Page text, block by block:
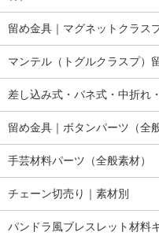
留め金具｜マグネットクラス
マンテル（トグルクラスプ）
差し込み式・バネ式・中折れ
留め金具｜ボタンパーツ（全
手芸材料パーツ（全般素材）
チェーン切売り｜素材別
パンドラ風ブレスレット材料